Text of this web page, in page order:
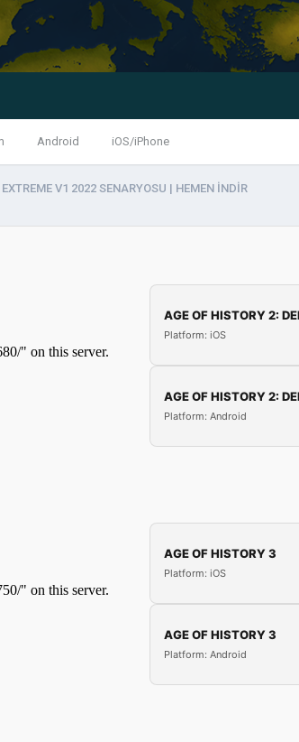
Android iOS/iPhone
V1 2022 SENARYOSU | HEMEN İNDİR
AGE OF HISTORY 2:
Platform: iOS
AGE OF HISTORY 2:
Platform: Android
AGE OF HISTORY 3
Platform: iOS
AGE OF HISTORY 3
Platform: Android